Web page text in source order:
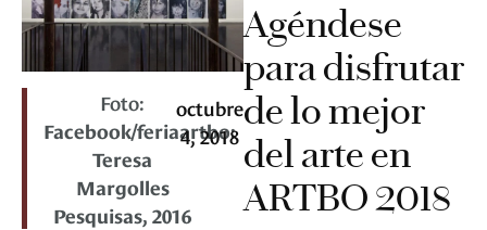
Foto:
Facebook/feriaartbo:
Teresa
Margolles
Pesquisas, 2016
octubre
4, 2018
Agéndese
para disfrutar
de lo mejor
del arte en
ARTBO 2018